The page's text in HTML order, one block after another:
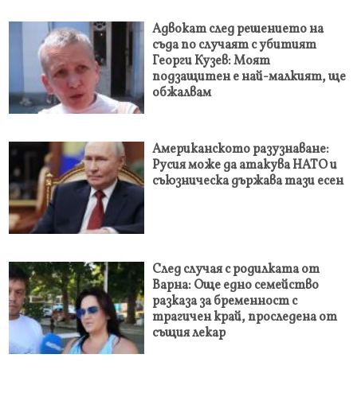
Адвокат след решението на
съда по случаят с убитият
Георги Кузев: Моят
подзащитен е най-малкият, ще
обжалвам
Американското разузнаване:
Русия може да атакува НАТО и
съюзническа държава тази есен
След случая с родилката от
Варна: Още едно семейство
разказа за бременност с
трагичен край, проследена от
същия лекар